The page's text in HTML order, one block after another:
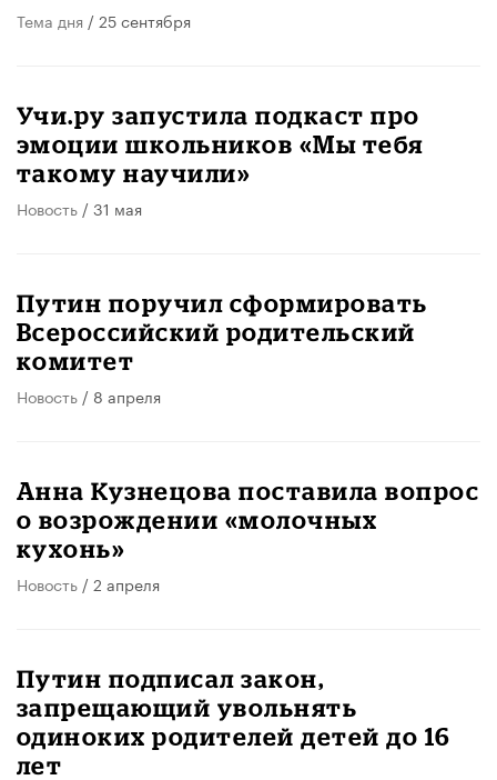
Тема дня / 25 сентября
Учи.ру запустила подкаст про
эмоции школьников «Мы тебя
такому научили»
Новость / 31 мая
Путин поручил сформировать
Всероссийский родительский
комитет
Новость / 8 апреля
Анна Кузнецова поставила вопрос
о возрождении «молочных
кухонь»
Новость / 2 апреля
Путин подписал закон,
запрещающий увольнять
одиноких родителей детей до 16
лет